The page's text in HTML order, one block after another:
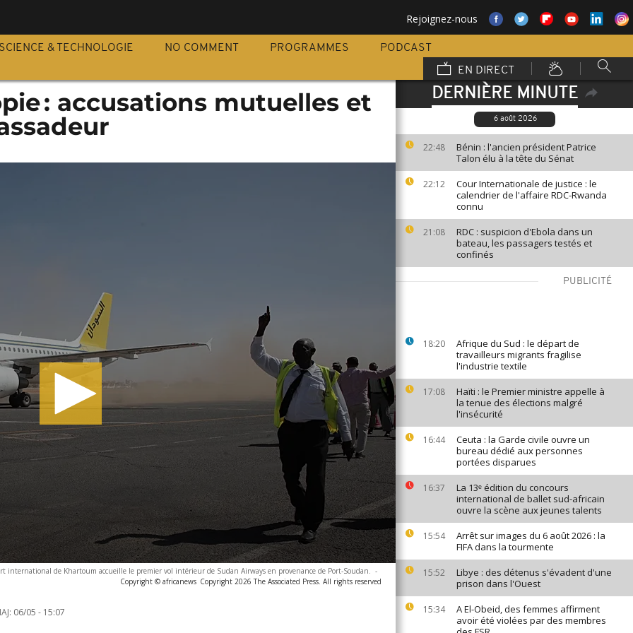
Rejoignez-nous
SCIENCE & TECHNOLOGIE NO COMMENT PROGRAMMES
PODCAST
EN DIRECT
DERNIÈRE MINUTE
6 août 2026
22:48
Bénin : l'ancien président Patrice
Talon élu à la tête du Sénat
22:12
Cour Internationale de justice : le
calendrier de l'affaire RDC-Rwanda
connu
21:08
RDC : suspicion d'Ebola dans un
bateau, les passagers testés et
confinés
PUBLICITÉ
18:20
Afrique du Sud : le départ de
travailleurs migrants fragilise
l'industrie textile
17:08
Haïti : le Premier ministre appelle à
la tenue des élections malgré
l'insécurité
16:44
Ceuta : la Garde civile ouvre un
bureau dédié aux personnes
portées disparues
16:37
La 13ᵉ édition du concours
international de ballet sud-africain
ouvre la scène aux jeunes talents
15:54
Arrêt sur images du 6 août 2026 : la
FIFA dans la tourmente
15:52
Libye : des détenus s'évadent d'une
prison dans l'Ouest
15:34
A El-Obeid, des femmes affirment
avoir été violées par des membres
: accusations mutuelles et
international de Khartoum accueille le premier vol intérieur de Sudan Airways en provenance de Port-Soudan. -
Copyright © africanews Copyright 2026 The Associated Press. All rights reserved
06/05 - 15:07